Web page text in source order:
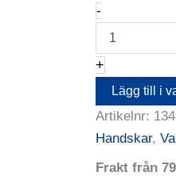
-Vallerret
Senja
Liner
Photography
Gloves
S
mängd
+
Lägg till i
Artikelnr:
Handskar,
Frakt från